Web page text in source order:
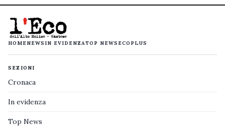
HOMENEWS IN EVIDENZATOP NEWS ECOPLUS
SEZIONI
Cronaca
In evidenza
Top News